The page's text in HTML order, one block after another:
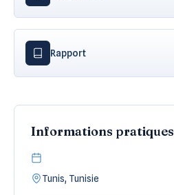
Rapport
Informations pratiques
Tunis, Tunisie